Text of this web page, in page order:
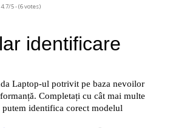
4.7/5 - (6 votes)